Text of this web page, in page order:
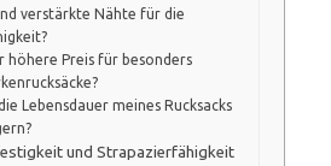
verstärkte Nähte für die
höhere Preis für besonders
Lebensdauer meines Rucksacks
und Strapazierfähigkeit